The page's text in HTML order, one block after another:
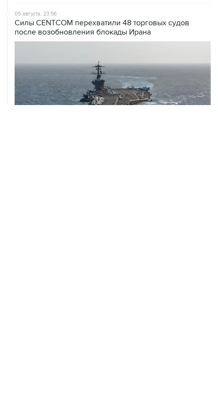
05 августа, 23:56
Силы CENTCOM перехватили 48 торговых судов
после возобновления блокады Ирана